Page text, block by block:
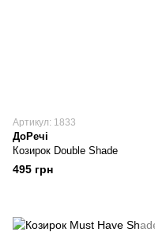
Артикул: 1833
ДоРечі
Козирок Double Shade
495 грн